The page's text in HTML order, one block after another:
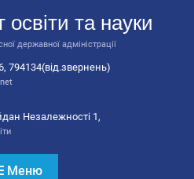
та науки
державної адміністрації
794134(від.звернень)
Незалежності 1,
Меню